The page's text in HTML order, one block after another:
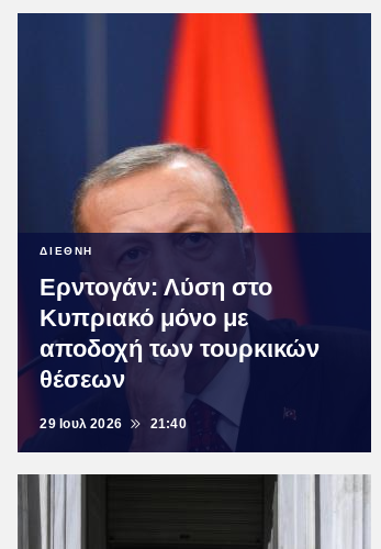
ΔΙΕΘΝΗ
Ερντογάν: Λύση στο
Κυπριακό μόνο με
αποδοχή των τουρκικών
θέσεων
29 Ιουλ 2026 21:40